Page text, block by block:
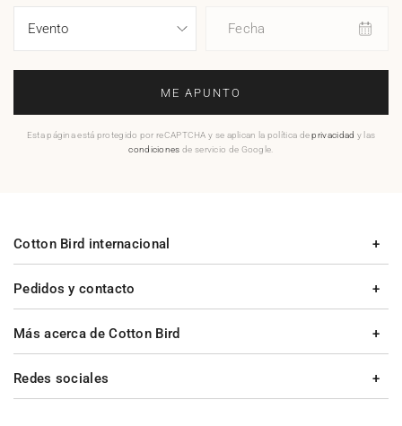
Fecha
ME APUNTO
Esta página está protegido por reCAPTCHA y se aplican la política deprivacidad y las
condiciones de servicio de Google.
Pedidos y contacto
Más acerca de Cotton Bird
Cotton Bird internacional
Redes sociales